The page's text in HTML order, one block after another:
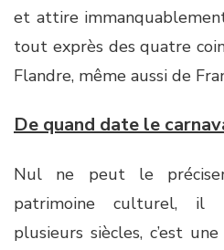
et attire
tout exprès des quatre
Flandre, même aussi de
De quand date le
Nul ne peut le
patrimoine culturel, il
plusieurs siècles, c’est